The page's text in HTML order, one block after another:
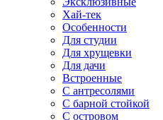
Хай-тек
Особенности
Для студии
Для хрущевки
Для дачи
Встроенные
С антресолями
С барной стойкой
С островом